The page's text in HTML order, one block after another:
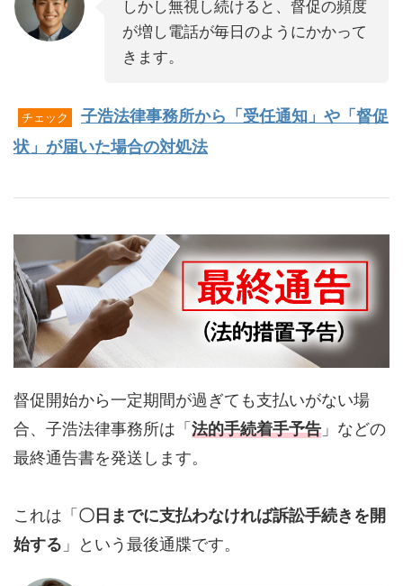
しかし無視し続けると、督促の頻度
が増し電話が毎日のようにかかって
きます。
チェック
子浩法律事務所から「受任通知」や「督促
状」が届いた場合の対処法
督促開始から一定期間が過ぎても支払いがない場
合、子浩法律事務所は「法的手続着手予告 」などの
最終通告書を発送します。
これは「〇日までに支払わなければ訴訟手続きを開
始する 」という最後通牒です。